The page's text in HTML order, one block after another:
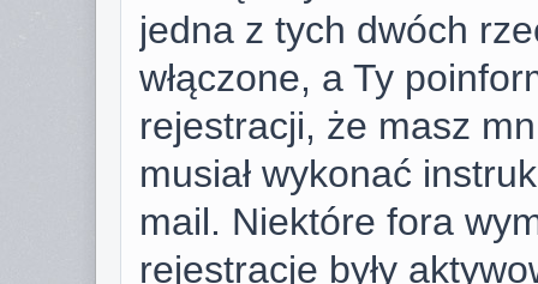
jedna z tych dwóch
włączone, a Ty
rejestracji, że masz
musiał wykonać
mail. Niektóre fora
rejestracje były